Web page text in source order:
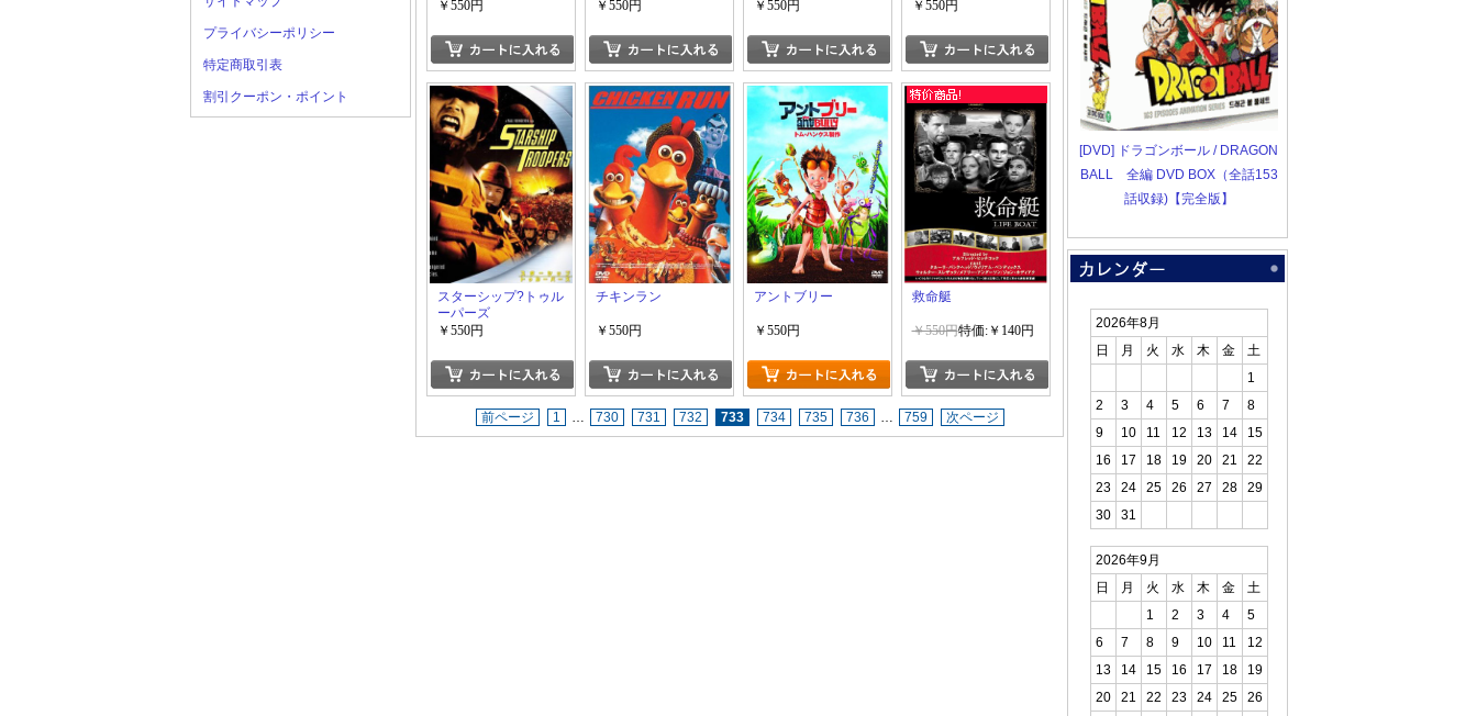
プライバシーポリシー
特定商取引表
割引クーポン・ポイント
￥550円
￥550円
￥550円
￥550円
スターシップ?トゥル
ーパーズ
￥550円
チキンラン
￥550円
アントブリー
￥550円
救命艇
￥550円特価:￥140円
前ページ 1 … 730 731 732 733 734 735 736 … 759 次ページ
[DVD] ドラゴンボール / DRAGON
BALL 全編 DVD BOX（全話153
話収録)【完全版】
2026年8月
日
月 火 水 木 金
土
1
2
3 4 5 6 7
8
9
10 11 12 13 14
15
16
17 18 19 20 21
22
23
24 25 26 27 28
29
30
31
2026年9月
日
月 火 水 木 金
土
1
2 3 4
5
6
7 8 9 10 11
12
13
14 15 16 17 18
19
20
21 22 23 24 25 26